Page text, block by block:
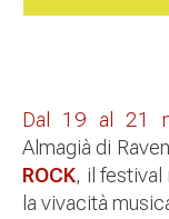
Dal 19 al 21
Almagià di
ROCK, il festival
la vivacità